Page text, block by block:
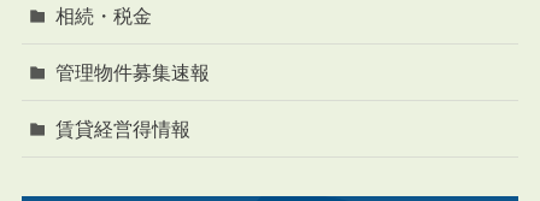
相続・税金
管理物件募集速報
賃貸経営得情報